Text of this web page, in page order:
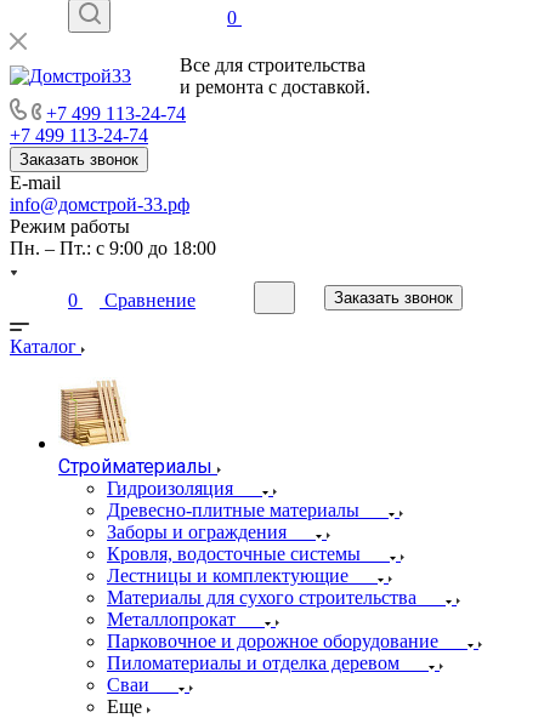
0
Все для строительства
и ремонта с доставкой.
+7 499 113-24-74
+7 499 113-24-74
Заказать звонок
E-mail
info@домстрой-33.рф
Режим работы
Пн. – Пт.: с 9:00 до 18:00
0 Сравнение Заказать звонок
Каталог
Стройматериалы
Гидроизоляция
Древесно-плитные материалы
Заборы и ограждения
Кровля, водосточные системы
Лестницы и комплектующие
Материалы для сухого строительства
Металлопрокат
Парковочное и дорожное оборудование
Пиломатериалы и отделка деревом
Сваи
Еще